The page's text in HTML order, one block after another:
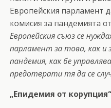
Европейския парламент
комисия за пандемията
Европейския съюз се
парламент за това, как и
пандемия, как бе
предотврати тя да се
„Епидемия от корупция“